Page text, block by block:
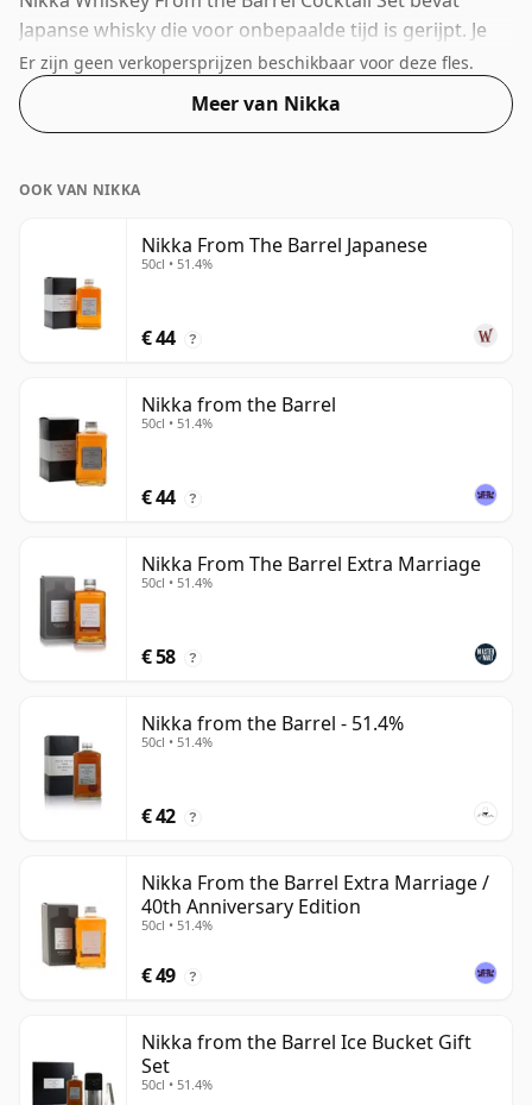
Japanse whisky die voor onbepaalde tijd is gerijpt. Je
ogen bedriegen je niet, de fles is 50cl.
Er zijn geen verkopersprijzen beschikbaar voor deze fles.
Meer van Nikka
OOK VAN NIKKA
Nikka From The Barrel Japanese
50cl • 51.4%
€ 44 ?
Nikka from the Barrel
50cl • 51.4%
€ 44 ?
Nikka From The Barrel Extra Marriage
50cl • 51.4%
€ 58 ?
Nikka from the Barrel - 51.4%
50cl • 51.4%
€ 42 ?
Nikka From the Barrel Extra Marriage /
40th Anniversary Edition
50cl • 51.4%
€ 49 ?
Nikka from the Barrel Ice Bucket Gift
Set
50cl • 51.4%